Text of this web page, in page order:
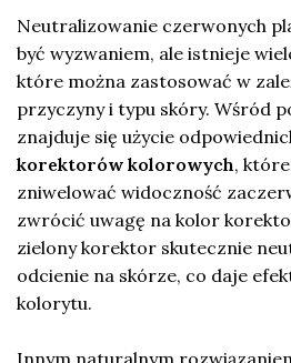
Neutralizowanie czerwonych
być wyzwaniem, ale istnieje
które można zastosować w
przyczyny i typu skóry. Wśród
znajduje się użycie
korektorów kolorowych,
zniwelować widoczność
zwrócić uwagę na kolor
zielony korektor skutecznie
odcienie na skórze, co daje
kolorytu.
Innym naturalnym